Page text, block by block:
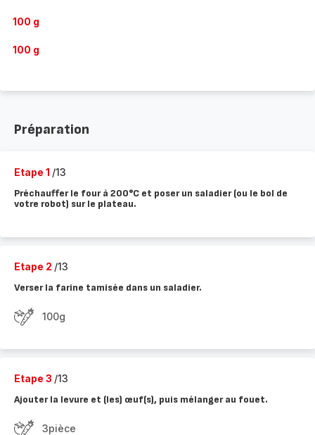
100 g
100 g
Préparation
Etape 1 /13
Préchauffer le four à 200°C et poser un saladier (ou le bol de
votre robot) sur le plateau.
Etape 2 /13
Verser la farine tamisée dans un saladier.
100g
Etape 3 /13
Ajouter la levure et (les) œuf(s), puis mélanger au fouet.
3pièce